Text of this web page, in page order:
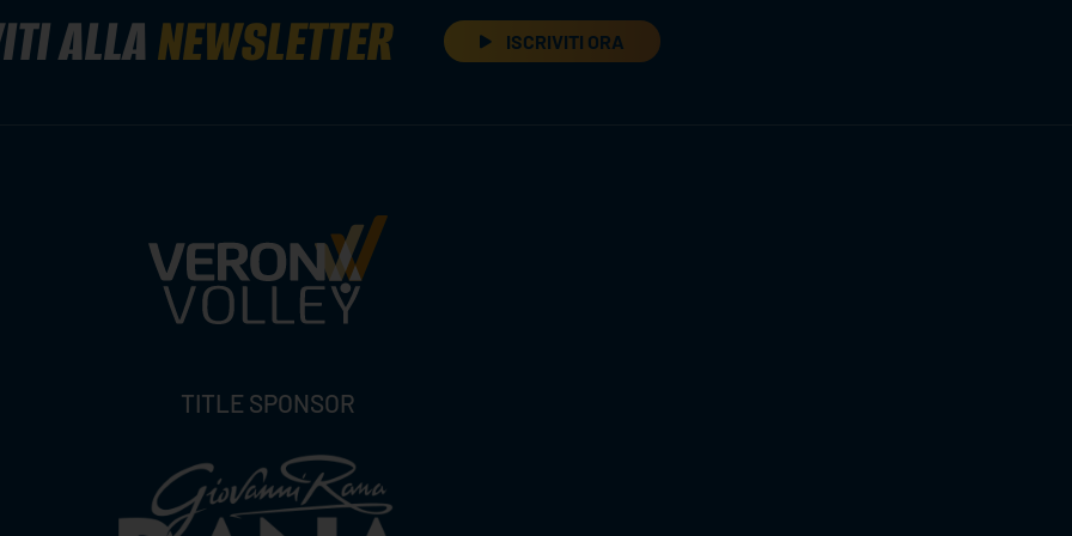
ALLANEWSLETTER ISCRIVITI ORA
TITLE SPONSOR